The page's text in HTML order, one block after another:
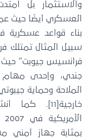
والاستثمار بل
العسكري أيضًا حيث
بناء قواعد
سبيل المثال تمتلك
جندي، وإحدى مهام
الملاحة وحماية
خارجية[11].
بمثابة جهاز أمني